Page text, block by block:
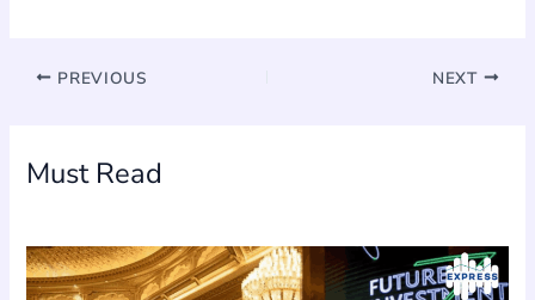
PREVIOUS NEXT
Must Read